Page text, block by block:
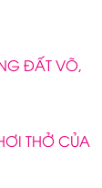
ĐẤT VÕ,
THỞ CỦA